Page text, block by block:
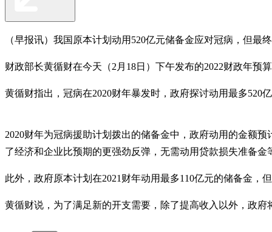
（早报讯）我国原本计划动用520亿元储备金应对冠病，但最
财政部长黄循财在今天（2月18日）下午发布的2022财政年预
黄循财指出，冠病在2020财年暴发时，政府探讨动用最多
2020财年为冠病援助计划拨出的储备金中，政府动用的金额
了经济和企业比预期的更强劲反弹，无需动用贷款损失准备金
此外，政府原本计划在2021财年动用最多110亿元的储备金，
黄循财说，为了满足新的开支需要，除了提高收入以外，政